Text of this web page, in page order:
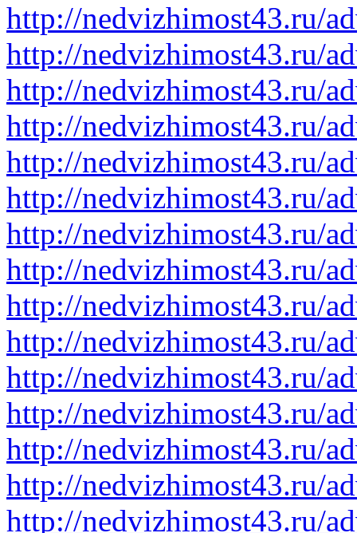
http://nedvizhimost43.ru/
http://nedvizhimost43.ru/
http://nedvizhimost43.ru/
http://nedvizhimost43.ru/
http://nedvizhimost43.ru/
http://nedvizhimost43.ru/
http://nedvizhimost43.ru/
http://nedvizhimost43.ru/
http://nedvizhimost43.ru/
http://nedvizhimost43.ru/
http://nedvizhimost43.ru/
http://nedvizhimost43.ru/
http://nedvizhimost43.ru/
http://nedvizhimost43.ru/
http://nedvizhimost43.ru/